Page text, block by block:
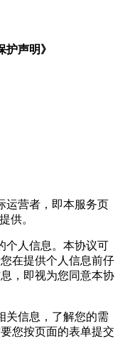
护声明》
运营者，即本服务页
供。
个人信息。本协议可
在提供个人信息前仔
，即视为您同意本协
关信息，了解您的需
您按页面的表单提交